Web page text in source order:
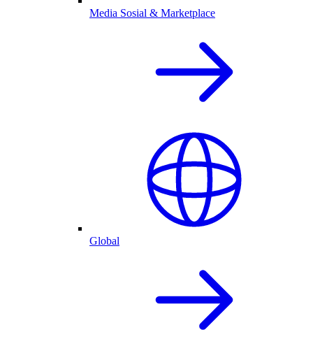
Media Sosial & Marketplace
Global